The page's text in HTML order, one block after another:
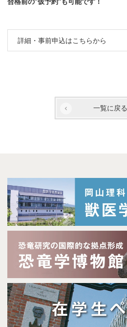
詳細・事前申込はこちらから
一覧に戻る